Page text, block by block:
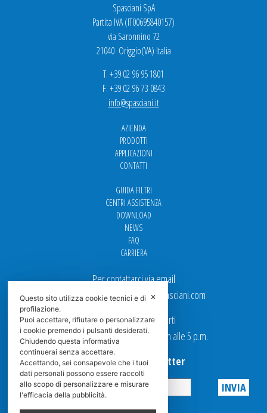
Spasciani SpA
Partita IVA (IT00695840157)
via Saronnino 72
21040 Origgio(VA) Italia
T. +39 02 96 95 1801
F. +39 02 96 73 0843
info@spasciani.it
AZIENDA
PRODOTTI
APPLICAZIONI
CONTATTI
GUIDA FILTRI
CENTRI ASSISTENZA
DOWNLOAD
NEWS
FAQ
CARRIERA
Per contattarci via email
Ufficio Vendite: italy.sales@spasciani.com
I nostri uffici sono aperti
dal Lunedi al Venerdi dalle 9 a.m alle 5 p.m.
Iscriviti alla Newsletter
Privacy
✕
Questo sito utilizza cookie tecnici e di
profilazione.
Puoi accettare, rifiutare o personalizzare
i cookie premendo i pulsanti desiderati.
Chiudendo questa informativa
continuerai senza accettare.
Accettando, sei consapevole che i tuoi
dati personali possono essere raccolti
allo scopo di personalizzare e misurare
l'efficacia della pubblicità.